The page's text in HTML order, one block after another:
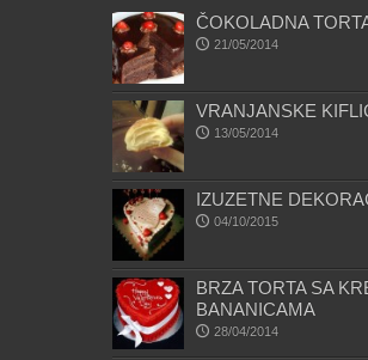
ČOKOLADNA
21/05/2014
VRANJANSKE
13/05/2014
IZUZETNE
04/10/2015
BRZA TORTA SA
BANANICAMA
28/04/2014